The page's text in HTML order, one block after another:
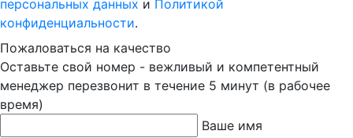
персональных данных и Политикой
конфиденциальности.
Пожаловаться на качество
Оставьте свой номер - вежливый и компетентный
менеджер перезвонит в течение 5 минут (в рабочее
время)
Ваше имя